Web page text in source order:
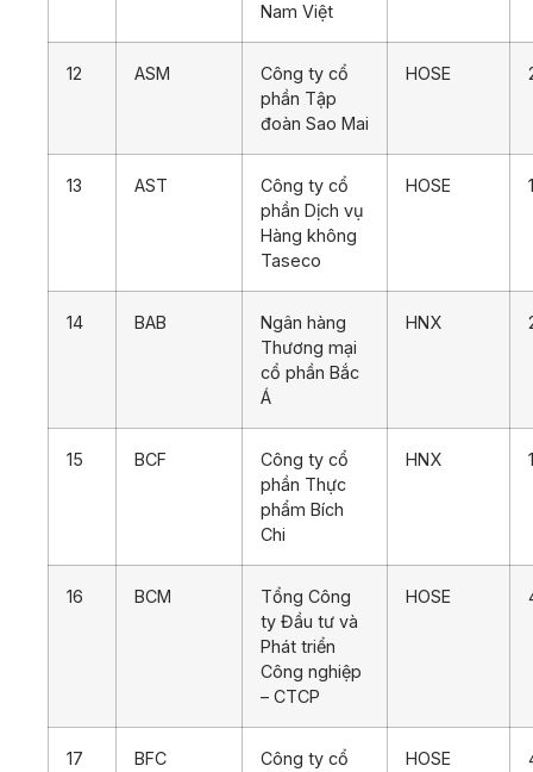
Nam Việt
12 ASM
Công ty cổ
phần Tập
đoàn Sao Mai
HOSE
13 AST
Công ty cổ
phần Dịch vụ
Hàng không
Taseco
HOSE
14 BAB
Ngân hàng
Thương mại
cổ phần Bắc
Á
HNX
15 BCF
Công ty cổ
phần Thực
phẩm Bích
Chi
HNX
16 BCM
Tổng Công
ty Đầu tư và
Phát triển
Công nghiệp
– CTCP
HOSE
17 BFC
Công ty cổ
HOSE